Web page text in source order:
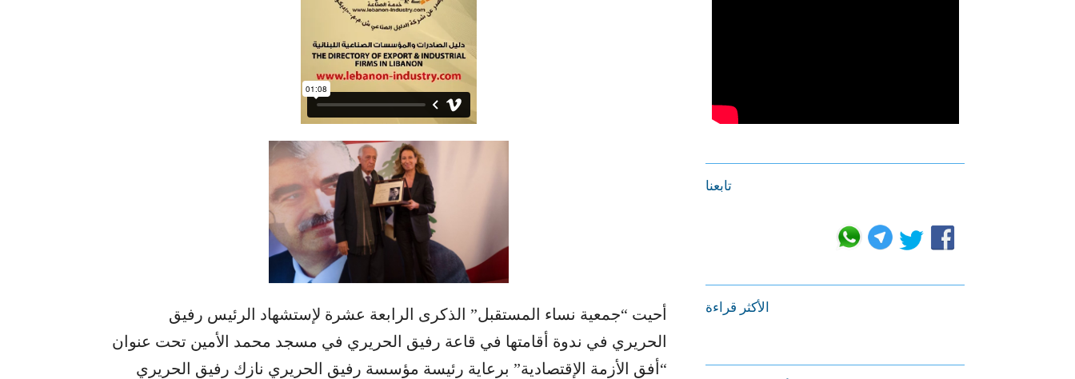
أحيت “جمعية نساء المستقبل” الذكرى الرابعة عشرة لإستشهاد الرئيس رفيق
الحريري في ندوة أقامتها في قاعة رفيق الحريري في مسجد محمد الأمين تحت عنوان
“أفق الأزمة الإقتصادية” برعاية رئيسة مؤسسة رفيق الحريري نازك رفيق الحريري
تابعنا
الأكثر قراءة